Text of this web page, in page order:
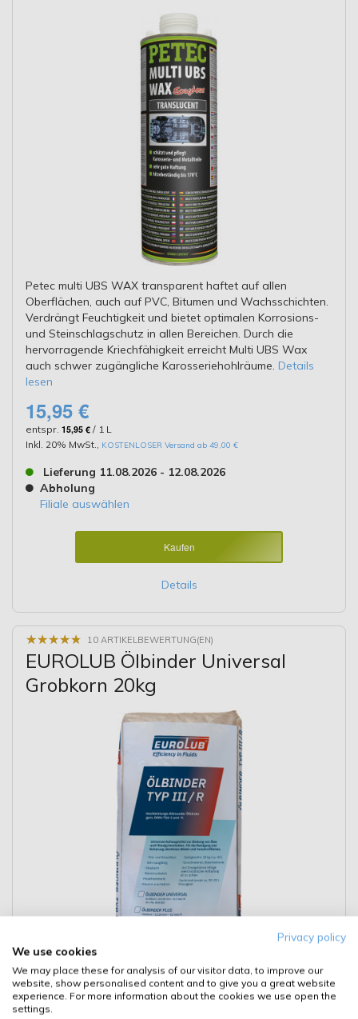
Petec multi UBS WAX transparent haftet auf allen
Oberflächen, auch auf PVC, Bitumen und Wachsschichten.
Verdrängt Feuchtigkeit und bietet optimalen Korrosions-
und Steinschlagschutz in allen Bereichen. Durch die
hervorragende Kriechfähigkeit erreicht Multi UBS Wax
auch schwer zugängliche Karosseriehohlräume. Details
lesen
15,95 €
entspr. 15,95 € / 1 L
Inkl. 20% MwSt.
KOSTENLOSER Versand ab 49,00 €
Lieferung 11.08.2026 - 12.08.2026
Abholung
Filiale auswählen
Kaufen
Details
★★★★★
★★★★★ 10 ARTIKELBEWERTUNG(EN)
EUROLUB Ölbinder Universal
Grobkorn 20kg
59,74 €**
-10%**
ONLINE RABATT
Privacy policy
We use cookies
We may place these for analysis of our visitor data, to improve our
website, show personalised content and to give you a great website
experience. For more information about the cookies we use open the
settings.